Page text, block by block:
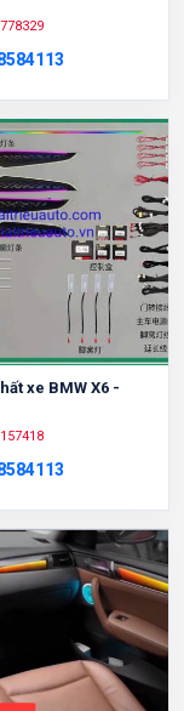
778329
xe BMW X6 -
157418